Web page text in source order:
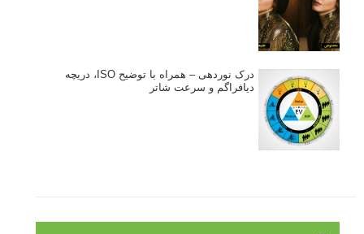
درک نوردهی – همراه با توضیح ISO، دریچه
دیافراگم و سرعت شاتر